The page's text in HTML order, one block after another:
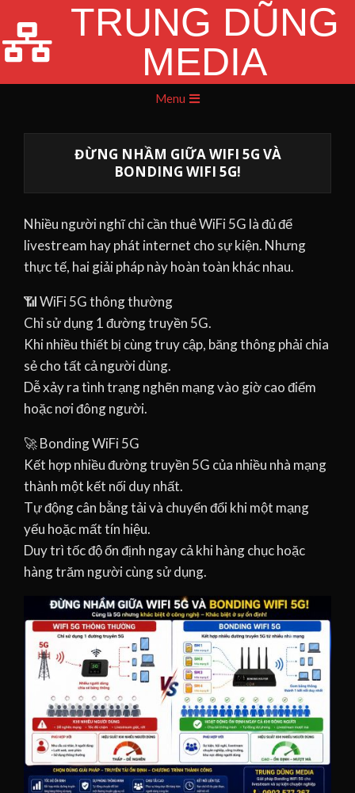
content
TRUNG DŨNG
MEDIA
Menu
Menu
ĐỪNG NHẦM GIỮA WIFI 5G VÀ
BONDING WIFI 5G!
Nhiều người nghĩ chỉ cần thuê WiFi 5G là đủ để
livestream hay phát internet cho sự kiện. Nhưng
thực tế, hai giải pháp này hoàn toàn khác nhau.
📶 WiFi 5G thông thường
Chỉ sử dụng 1 đường truyền 5G.
Khi nhiều thiết bị cùng truy cập, băng thông phải chia
sẻ cho tất cả người dùng.
Dễ xảy ra tình trạng nghẽn mạng vào giờ cao điểm
hoặc nơi đông người.
🚀 Bonding WiFi 5G
Kết hợp nhiều đường truyền 5G của nhiều nhà mạng
thành một kết nối duy nhất.
Tự động cân bằng tải và chuyển đổi khi một mạng
yếu hoặc mất tín hiệu.
Duy trì tốc độ ổn định ngay cả khi hàng chục hoặc
hàng trăm người cùng sử dụng.